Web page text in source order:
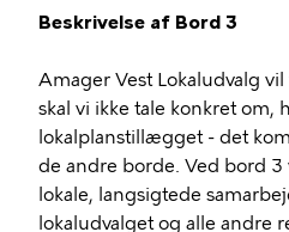
Beskrivelse af Bord 3
Amager Vest Lokaludvalg
skal vi ikke tale konkret om,
lokalplanstillægget - det
de andre borde. Ved bord 3
lokale, langsigtede
lokaludvalget og alle andre